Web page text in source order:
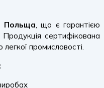
Польща, що є гарантією
Продукція сертифікована
легкої промисловості.